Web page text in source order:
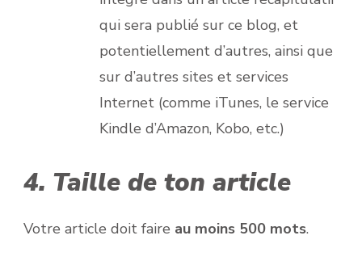
qui sera publié sur ce blog, et
potentiellement d’autres, ainsi que
sur d’autres sites et services
Internet (comme iTunes, le service
Kindle d’Amazon, Kobo, etc.)
4. Taille de ton article
Votre article doit faire au moins 500 mots.